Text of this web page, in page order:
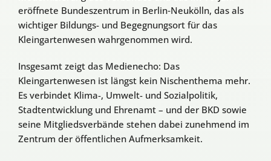
eröffnete Bundeszentrum in Berlin‑Neukölln, das als
wichtiger Bildungs- und Begegnungsort für das
Kleingartenwesen wahrgenommen wird.
Insgesamt zeigt das Medienecho: Das
Kleingartenwesen ist längst kein Nischenthema mehr.
Es verbindet Klima-, Umwelt- und Sozialpolitik,
Stadtentwicklung und Ehrenamt – und der BKD sowie
seine Mitgliedsverbände stehen dabei zunehmend im
Zentrum der öffentlichen Aufmerksamkeit.